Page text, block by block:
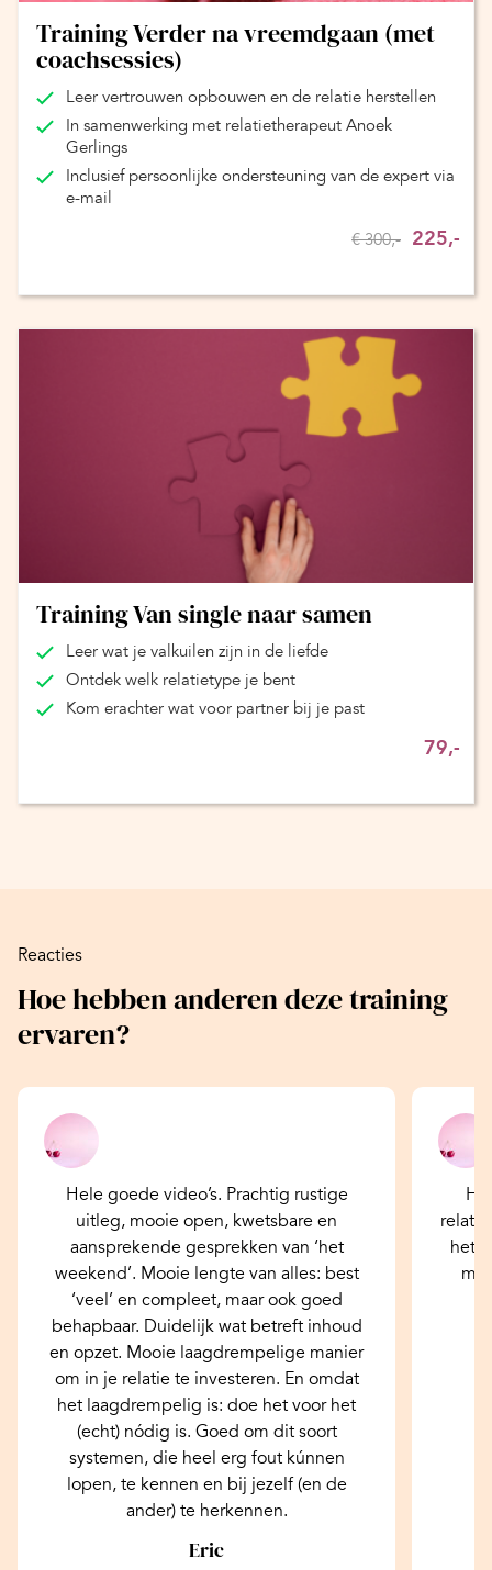
Training Verder na vreemdgaan (met
coachsessies)
Leer vertrouwen opbouwen en de relatie herstellen
In samenwerking met relatietherapeut Anoek
Gerlings
Inclusief persoonlijke ondersteuning van de expert via
e-mail
€ 300,- 225,-
Training Van single naar samen
Leer wat je valkuilen zijn in de liefde
Ontdek welk relatietype je bent
Kom erachter wat voor partner bij je past
79,-
Reacties
Hoe hebben anderen deze training
ervaren?
Hele goede video’s. Prachtig rustige
uitleg, mooie open, kwetsbare en
aansprekende gesprekken van ‘het
weekend’. Mooie lengte van alles: best
‘veel’ en compleet, maar ook goed
behapbaar. Duidelijk wat betreft inhoud
en opzet. Mooie laagdrempelige manier
om in je relatie te investeren. En omdat
het laagdrempelig is: doe het voor het
(echt) nódig is. Goed om dit soort
systemen, die heel erg fout kúnnen
lopen, te kennen en bij jezelf (en de
ander) te herkennen.
Eric
het